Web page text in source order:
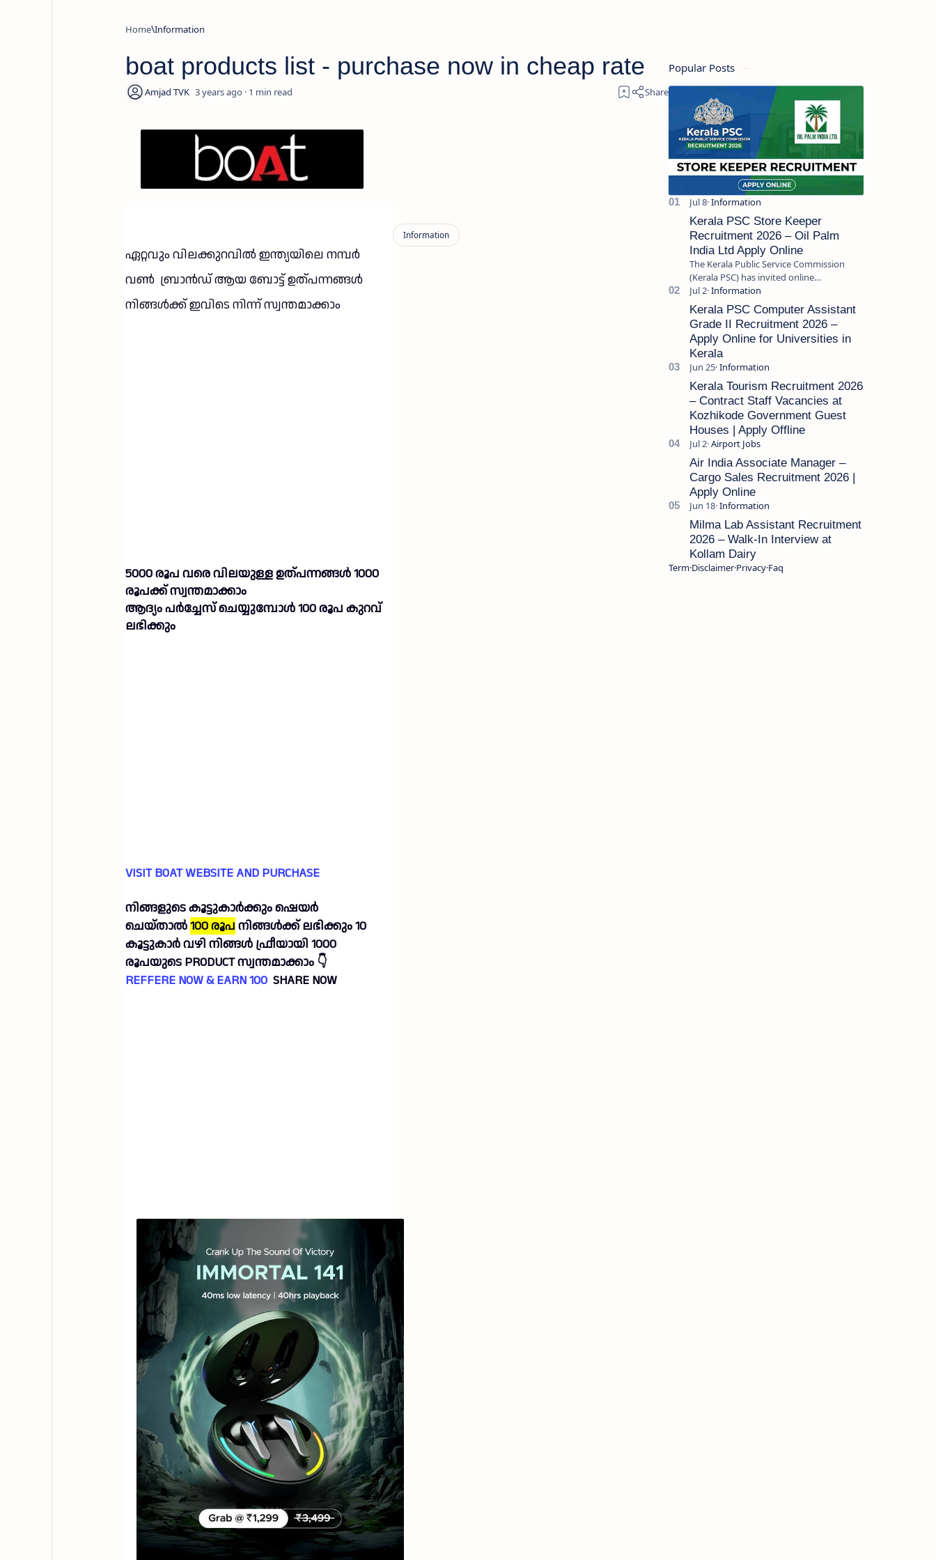
Home Information
boat products list - purchase now in cheap rate
3 years ago 1
ഏറ്റവും വിലക്കുറവിൽ ഇന്ത്യയിലെ നമ്പർ
വൺ ബ്രാൻഡ് ആയ ബോട്ട് ഉത്പന്നങ്ങൾ
നിങ്ങൾക്ക് ഇവിടെ നിന്ന് സ്വന്തമാക്കാം
5000 രൂപ വരെ വിലയുള്ള ഉത്പന്നങ്ങൾ 1000
രൂപക്ക് സ്വന്തമാക്കാം
ആദ്യം പർച്ചേസ് ചെയ്യുമ്പോൾ 100 രൂപ കുറവ്
ലഭിക്കും
VISIT BOAT WEBSITE AND PURCHASE
നിങ്ങളുടെ കൂട്ടുകാർക്കും ഷെയർ
ചെയ്താൽ100 രൂപ നിങ്ങൾക്ക് ലഭിക്കും 10
കൂട്ടുകാർ വഴി നിങ്ങൾ ഫ്രീയായി 1000
രൂപയുടെ PRODUCT സ്വന്തമാക്കാം👇
REFFERE NOW & EARN 100 SHARE NOW
Popular Posts
Kerala PSC Store Keeper
Recruitment 2026 – Oil Palm
India Ltd Apply Online
The Kerala Public Service Commission
(Kerala PSC) has invited online
applications from eligible candidates for
the post of Store Keeper in Oil Pal…
Kerala PSC Computer Assistant
Grade II Recruitment 2026 –
Apply Online for Universities in
Kerala
Kerala Tourism Recruitment 2026
– Contract Staff Vacancies at
Kozhikode Government Guest
Houses | Apply Offline
Air India Associate Manager –
Cargo Sales Recruitment 2026 |
Apply Online
Milma Lab Assistant Recruitment
2026 – Walk-In Interview at
Kollam Dairy
TermDisclaimerPrivacyFaq